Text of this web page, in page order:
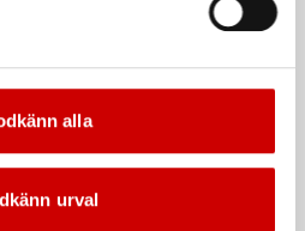
alla
urval
även